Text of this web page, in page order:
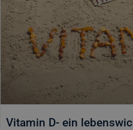
Vitamin D- ein